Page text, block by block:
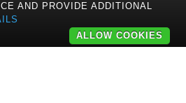
AND PROVIDE ADDITIONAL
ALLOW COOKIES